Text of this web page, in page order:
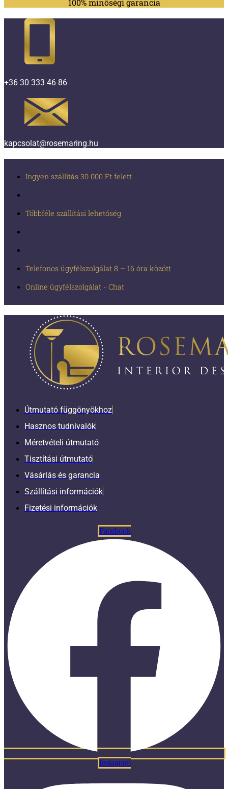
100% minőségi garancia
+36 30 333 46 86
kapcsolat@rosemaring.hu
Ingyen szállítás 30 000 Ft felett
Többféle szállítási lehetőség
Telefonos ügyfélszolgálat 8 – 16 óra között
Online ügyfélszolgálat - Chat
Útmutató függönyökhoz
Hasznos tudnivalók
Méretvételi útmutató
Tisztítási útmutató
Vásárlás és garancia
Szállítási információk
Fizetési információk
Facebook
Instagram